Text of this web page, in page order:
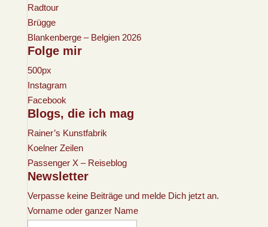
Radtour
Brügge
Blankenberge – Belgien 2026
Folge mir
500px
Instagram
Facebook
Blogs, die ich mag
Rainer’s Kunstfabrik
Koelner Zeilen
Passenger X – Reiseblog
Newsletter
Verpasse keine Beiträge und melde Dich jetzt an.
Vorname oder ganzer Name